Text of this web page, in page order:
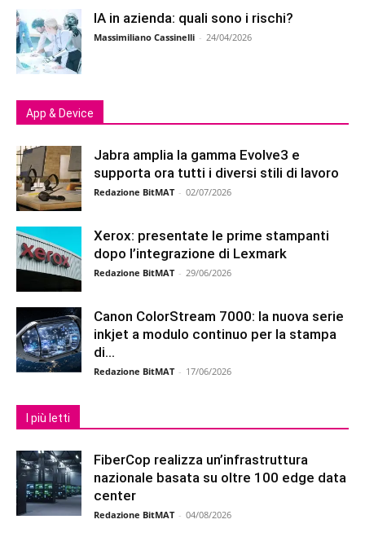
IA in azienda: quali sono i rischi?
Massimiliano Cassinelli - 24/04/2026
App & Device
Jabra amplia la gamma Evolve3 e
supporta ora tutti i diversi stili di lavoro
Redazione BitMAT - 02/07/2026
Xerox: presentate le prime stampanti
dopo l’integrazione di Lexmark
Redazione BitMAT - 29/06/2026
Canon ColorStream 7000: la nuova serie
inkjet a modulo continuo per la stampa
di...
Redazione BitMAT - 17/06/2026
I più letti
FiberCop realizza un’infrastruttura
nazionale basata su oltre 100 edge data
center
Redazione BitMAT - 04/08/2026